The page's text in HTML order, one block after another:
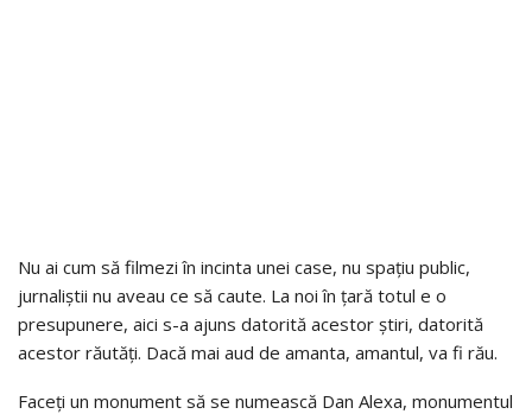
Nu ai cum să filmezi în incinta unei case, nu spațiu public,
jurnaliștii nu aveau ce să caute. La noi în țară totul e o
presupunere, aici s-a ajuns datorită acestor știri, datorită
acestor răutăți. Dacă mai aud de amanta, amantul, va fi rău.
Faceți un monument să se numească Dan Alexa, monumentul